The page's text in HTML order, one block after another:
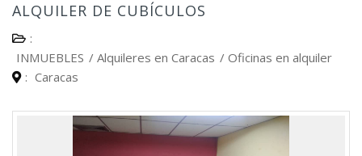
ALQUILER DE CUBÍCULOS
:
INMUEBLES / Alquileres en Caracas / Oficinas en alquiler
: Caracas